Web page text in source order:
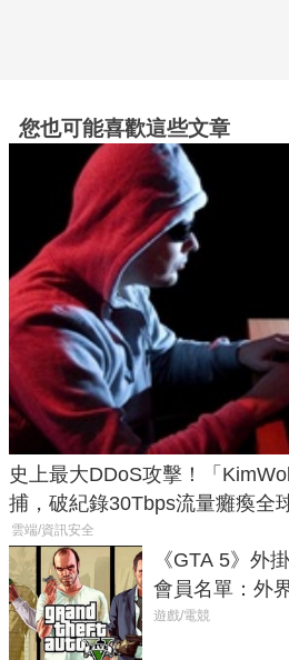
您也可能喜歡這些文章
史上最大DDoS攻擊！「
捕，破紀錄30Tbps流量癱瘓全
雲端/資訊安全
《GTA 5》外
會員名單：外
在開掛！」
遊戲/電競